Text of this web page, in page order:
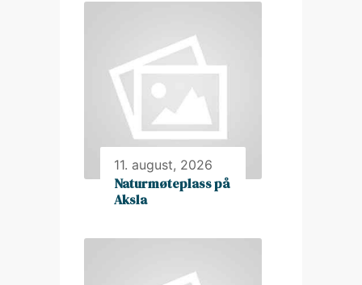
11. august, 2026
Naturmøteplass på
Aksla